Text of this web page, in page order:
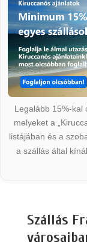
Legalább 15%-kal
melyeket a
listájában és a
a szállás által
Szállás